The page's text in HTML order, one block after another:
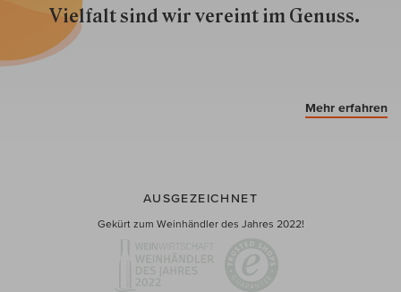
Vielfalt sind wir ver­eint im Genuss.
Mehr erfahren
AUSGEZEICHNET
Gekürt zum Weinhändler des Jahres 2022!